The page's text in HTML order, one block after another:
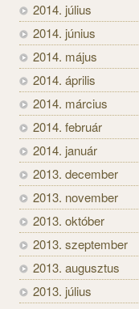
2014. július
2014. június
2014. május
2014. április
2014. március
2014. február
2014. január
2013. december
2013. november
2013. október
2013. szeptember
2013. augusztus
2013. július